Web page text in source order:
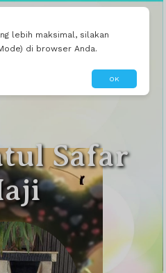
lebih maksimal, silakan
di browser Anda.
OK
Safar